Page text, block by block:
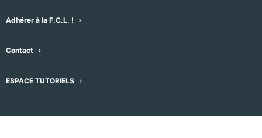
Adhérer à la F.C.L. !
Contact
ESPACE TUTORIELS pouvez faire dérouler.